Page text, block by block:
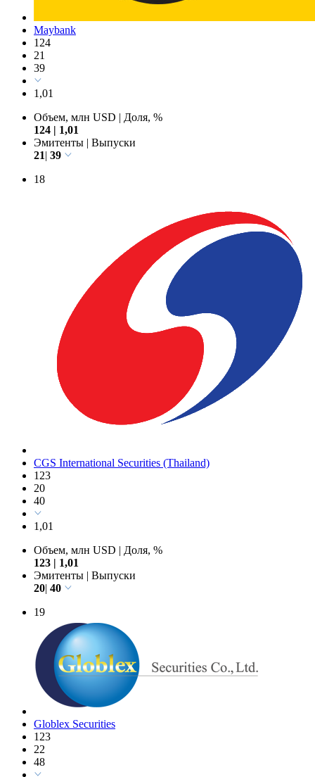
Maybank
124
21
39
1,01
Объем, млн USD | Доля, %
124 | 1,01
Эмитенты | Выпуски
21| 39
18
CGS International Securities (Thailand)
123
20
40
1,01
Объем, млн USD | Доля, %
123 | 1,01
Эмитенты | Выпуски
20| 40
19
Globlex Securities
123
22
48